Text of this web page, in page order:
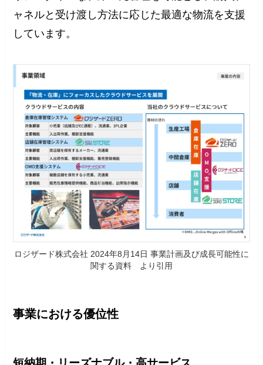
ャネルと受け渡し方法に応じた最適な物流を支援
しています。
ロジザード株式会社 2024年8月14日 事業計画及び成長可能性に
関する資料 より引用
事業における優位性